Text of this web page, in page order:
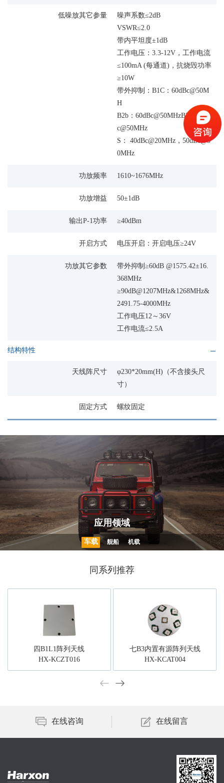
低噪放其它参量
噪声系数≤2dB
VSWR≤2.0
带内平坦度±1dB
工作电压：3.3-12V，工作电流
≤100mA (每通道)，抗烧毁功率
≥10W
带外抑制：B1C：60dBc@50M
H
B2b：60dBc@50MHzB3：60dB
c@50MHz
S： 40dBc@20MHz，50dBc@5
0MHz
功放频率 1610~1676MHz
功放增益 50±1dB
输出P-1功率 ≥40dBm
开启方式 电压开启：开启电压≥24V
功放其它参数
带外抑制≥60dB @1575.42±16.
368MHz
≥90dB@1207MHz&1268MHz&
2491.75-4000MHz
工作电压12～36V
工作电流≤2.5A
结构特性
天线阵尺寸
φ230*20mm(H)（不含接头尺
寸）
固定方式 螺纹固定
应用领域
车载 舰船 机载
同系列推荐
四B1L1阵列天线
HX-KCZT016
七B3内置有源阵列天线
HX-KCAT004
在线咨询 在线留言